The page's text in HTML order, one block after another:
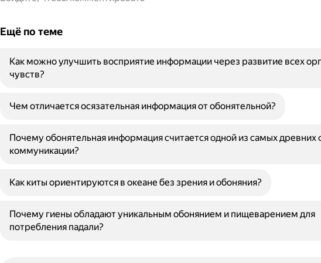
Ещё по теме
Как можно улучшить восприятие информации через развитие всех
чувств?
Чем отличается осязательная информация от обонятельной?
Почему обонятельная информация считается одной из самых древних
коммуникации?
Как киты ориентируются в океане без зрения и обоняния?
Почему гиены обладают уникальным обонянием и пищеварением для
потребления падали?